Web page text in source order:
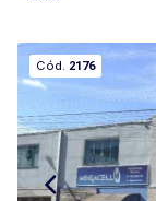
Cód. 2176